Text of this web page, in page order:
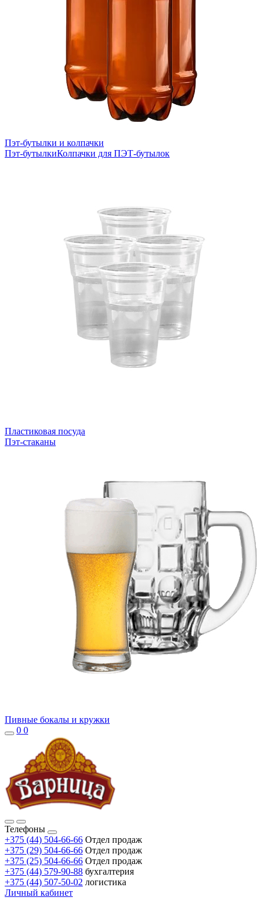
Пэт-бутылки и колпачки
Пэт-бутылкиКолпачки для ПЭТ-бутылок
Пластиковая посуда
Пэт-стаканы
Пивные бокалы и кружки
0 0
Телефоны
+375 (44) 504-66-66 Отдел продаж
+375 (29) 504-66-66 Отдел продаж
+375 (25) 504-66-66 Отдел продаж
+375 (44) 579-90-88 бухгалтерия
+375 (44) 507-50-02 логистика
Личный кабинет